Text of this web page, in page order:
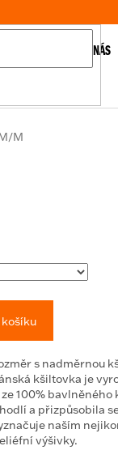
O NÁS
M
s nadměrnou
kšiltovka je
100% bavlněného
a přizpůsobila
naším
výšivky.